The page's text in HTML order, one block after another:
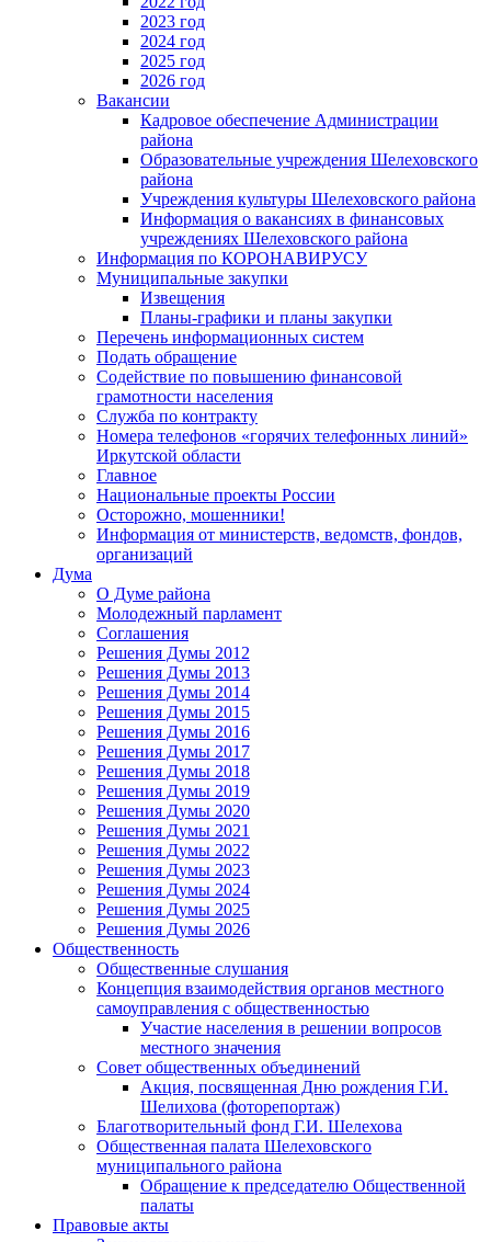
2023 год
2024 год
2025 год
2026 год
Вакансии
Кадровое обеспечение Администрации
района
Образовательные учреждения Шелеховского
района
Учреждения культуры Шелеховского района
Информация о вакансиях в финансовых
учреждениях Шелеховского района
Информация по КОРОНАВИРУСУ
Муниципальные закупки
Извещения
Планы-графики и планы закупки
Перечень информационных систем
Подать обращение
Содействие по повышению финансовой
грамотности населения
Служба по контракту
Номера телефонов «горячих телефонных линий»
Иркутской области
Главное
Национальные проекты России
Осторожно, мошенники!
Информация от министерств, ведомств, фондов,
организаций
Дума
О Думе района
Молодежный парламент
Соглашения
Решения Думы 2012
Решения Думы 2013
Решения Думы 2014
Решения Думы 2015
Решения Думы 2016
Решения Думы 2017
Решения Думы 2018
Решения Думы 2019
Решения Думы 2020
Решения Думы 2021
Решения Думы 2022
Решения Думы 2023
Решения Думы 2024
Решения Думы 2025
Решения Думы 2026
Общественность
Общественные слушания
Концепция взаимодействия органов местного
самоуправления с общественностью
Участие населения в решении вопросов
местного значения
Совет общественных объединений
Акция, посвященная Дню рождения Г.И.
Шелихова (фоторепортаж)
Благотворительный фонд Г.И. Шелехова
Общественная палата Шелеховского
муниципального района
Обращение к председателю Общественной
палаты
Правовые акты